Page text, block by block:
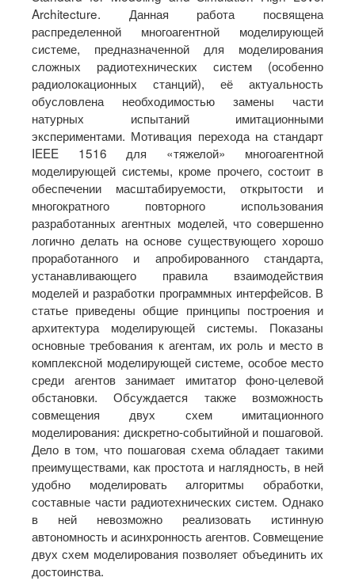
Architecture. Данная работа посвящена
распределенной многоагентной моделирующей
системе, предназначенной для моделирования
сложных радиотехнических систем (особенно
радиолокационных станций), её актуальность
обусловлена необходимостью замены части
натурных испытаний имитационными
экспериментами. Мотивация перехода на стандарт
IEEE 1516 для «тяжелой» многоагентной
моделирующей системы, кроме прочего, состоит в
обеспечении масштабируемости, открытости и
многократного повторного использования
разработанных агентных моделей, что совершенно
логично делать на основе существующего хорошо
проработанного и апробированного стандарта,
устанавливающего правила взаимодействия
моделей и разработки программных интерфейсов. В
статье приведены общие принципы построения и
архитектура моделирующей системы. Показаны
основные требования к агентам, их роль и место в
комплексной моделирующей системе, особое место
среди агентов занимает имитатор фоно-целевой
обстановки. Обсуждается также возможность
совмещения двух схем имитационного
моделирования: дискретно-событийной и пошаговой.
Дело в том, что пошаговая схема обладает такими
преимуществами, как простота и наглядность, в ней
удобно моделировать алгоритмы обработки,
составные части радиотехнических систем. Однако
в ней невозможно реализовать истинную
автономность и асинхронность агентов. Совмещение
двух схем моделирования позволяет объединить их
достоинства.